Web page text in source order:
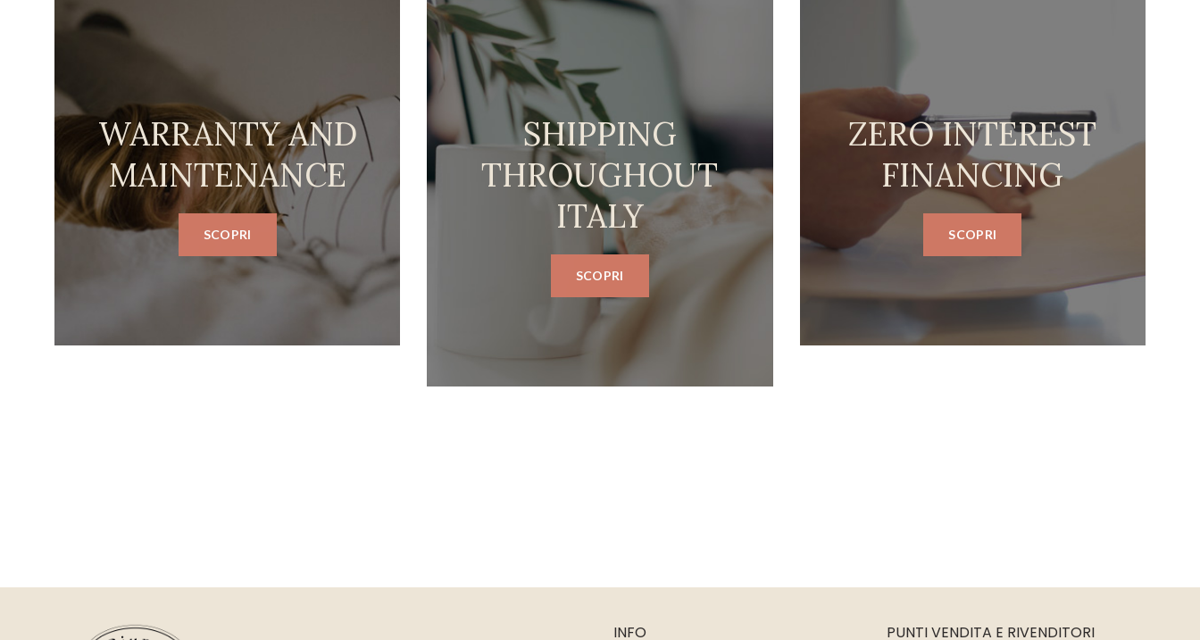
WARRANTY AND
MAINTENANCE
SCOPRI
SHIPPING
THROUGHOUT
ITALY
SCOPRI
ZERO INTEREST
FINANCING
SCOPRI
INFO PUNTI VENDITA E RIVENDITORI